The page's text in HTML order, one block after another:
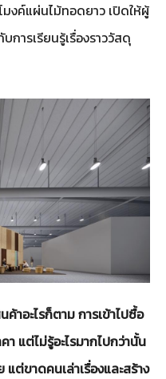
งค์แผ่นไม้ทอดยาว เปิดให้ผู้
ารเรียนรู้เรื่องราววัสดุ
าอะไรก็ตาม การเข้าไปซื้อ
แต่ไม่รู้อะไรมากไปกว่านั้น
ต่ขาดคนเล่าเรื่องและสร้าง